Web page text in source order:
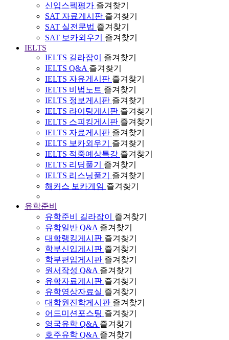
신입스펙평가 즐겨찾기
SAT 자료게시판 즐겨찾기
SAT 실전문법 즐겨찾기
SAT 보카외우기
즐겨찾기
IELTS
IELTS 길라잡이
즐겨찾기
IELTS Q&A 즐겨찾기
IELTS 자유게시판 즐겨찾기
IELTS 비법노트 즐겨찾기
IELTS 정보게시판 즐겨찾기
IELTS 라이팅게시판 즐겨찾기
IELTS 스피킹게시판 즐겨찾기
IELTS 자료게시판 즐겨찾기
IELTS 보카외우기
즐겨찾기
IELTS 적중예상특강 즐겨찾기
IELTS 리딩풀기
즐겨찾기
IELTS 리스닝풀기
즐겨찾기
해커스 보카게임 즐겨찾기
유학준비
유학준비 길라잡이
즐겨찾기
유학일반 Q&A 즐겨찾기
대학랭킹게시판 즐겨찾기
학부신입게시판 즐겨찾기
학부편입게시판 즐겨찾기
원서작성 Q&A 즐겨찾기
유학자료게시판 즐겨찾기
유학영상자료실 즐겨찾기
대학원진학게시판 즐겨찾기
어드미션포스팅 즐겨찾기
영국유학 Q&A 즐겨찾기
호주유학 Q&A 즐겨찾기